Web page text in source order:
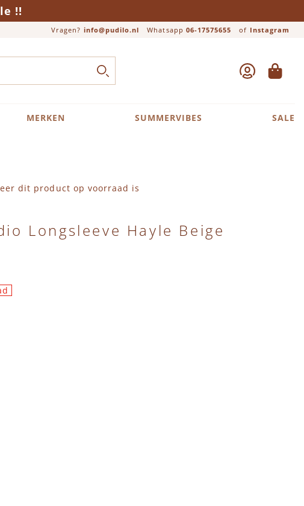
!!
Vragen? info@pudilo.nl Whatsapp 06-17575655 of Instagram
Close search
ZOEK ACCOUNT
MERKEN SUMMERVIBES SALE
dit product op voorraad is
Longsleeve Hayle Beige